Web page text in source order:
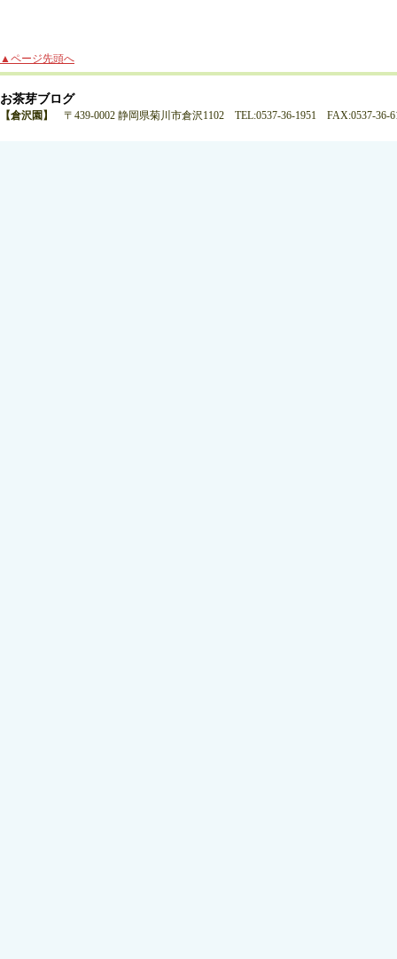
▲ページ先頭へ
お茶芽ブログ
【倉沢園】 〒439-0002 静岡県菊川市倉沢1102 TEL:0537-36-1951 FAX:0537-36-